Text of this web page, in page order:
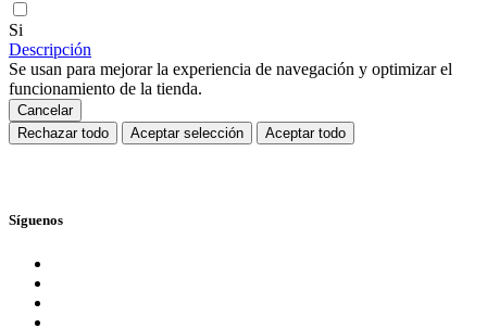
Si
Descripción
Se usan para mejorar la experiencia de navegación y optimizar el
funcionamiento de la tienda.
Cancelar
Rechazar todo
Aceptar selección Aceptar todo
Síguenos